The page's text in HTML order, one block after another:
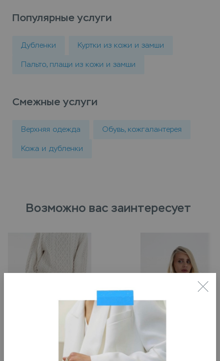
Популярные услуги
Дубленки Куртки из кожи и замши
Пальто, плащи из кожи и замши
Смежные услуги
Верхняя одежда Обувь, кожгалантерея
Кожа и дубленки
Возможно вас заинтересует